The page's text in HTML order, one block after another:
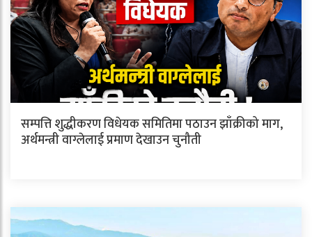
सम्पत्ति शुद्धीकरण विधेयक समितिमा पठाउन झाँक्रीको माग,
अर्थमन्त्री वाग्लेलाई प्रमाण देखाउन चुनौती